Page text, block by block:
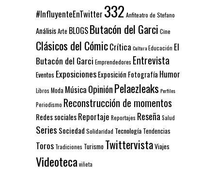
#InfluyenteEnTwitter 332 Anfiteatro de Stefano
AnálisisArte BLOGSButacón del Garci Cine
Clásicos del CómicCrítica CulturaEducación El
Butacón del Garci Emprendedores Entrevista
Eventos ExposicionesExposición Fotografía Humor
Libros Moda Música OpiniónPelaezleaks Perfiles
Periodismo Reconstrucción de momentos
Redes socialesReportaje Reportajes ReseñaSalud
Series Sociedad Solidaridad Tecnología Tendencias
Toros Tradiciones Turismo TwittervistaViajes
Videotecaviñeta